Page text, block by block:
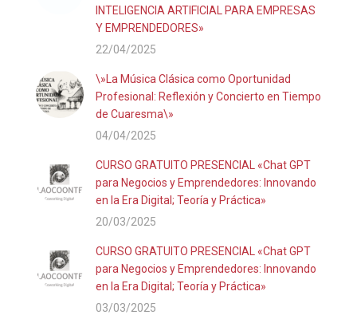
INTELIGENCIA ARTIFICIAL PARA EMPRESAS
Y EMPRENDEDORES»
22/04/2025
\»La Música Clásica como Oportunidad
Profesional: Reflexión y Concierto en Tiempo
de Cuaresma\»
04/04/2025
CURSO GRATUITO PRESENCIAL «Chat GPT
para Negocios y Emprendedores: Innovando
en la Era Digital; Teoría y Práctica»
20/03/2025
CURSO GRATUITO PRESENCIAL «Chat GPT
para Negocios y Emprendedores: Innovando
en la Era Digital; Teoría y Práctica»
03/03/2025